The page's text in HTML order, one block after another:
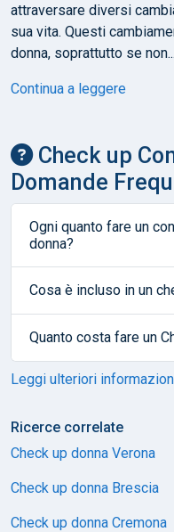
attraversare diversi
sua vita. Questi
donna, soprattutto se non...
Continua a leggere
Check up
Domande
Ogni quanto fare un
donna?
Cosa è incluso in un
Quanto costa fare un
Leggi ulteriori
Ricerce correlate
Check up donna Verona
Check up donna Brescia
Check up donna Cremona